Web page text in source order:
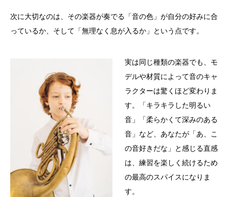
次に大切なのは、その楽器が奏でる「音の色」が自分の好みに合
っているか、そして「無理なく息が入るか」という点です。
実は同じ種類の楽器でも、モ
デルや材質によって音のキャ
ラクターは驚くほど変わりま
す。「キラキラした明るい
音」「柔らかくて深みのある
音」など、あなたが「あ、こ
の音好きだな」と感じる直感
は、練習を楽しく続けるため
の最高のスパイスになりま
す。